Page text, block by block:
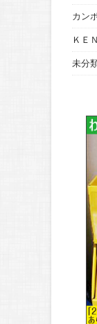
カン
ＫＥ
未分